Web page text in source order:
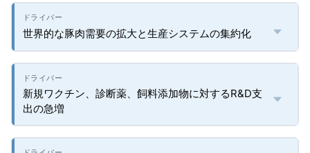
世界的な豚肉需要の拡大と生産システムの集約化
新規ワクチン、診断薬、飼料添加物に対するR&D支
出の急増